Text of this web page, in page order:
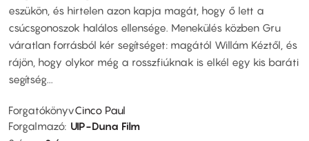
eszükön, és hirtelen azon kapja magát, hogy ő lett a
csúcsgonoszok halálos ellensége. Menekülés közben Gru
váratlan forrásból kér segítséget: magától Willám Kéztől, és
rájön, hogy olykor még a rosszfiúknak is elkél egy kis baráti
segítség...
ForgatókönyvCinco Paul
Forgalmazó UIP-Duna Film